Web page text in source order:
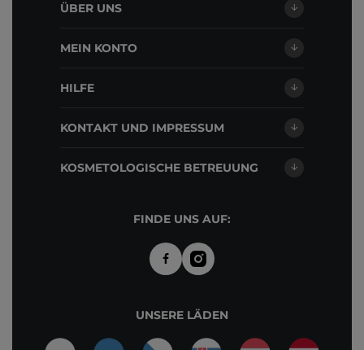
ÜBER UNS
MEIN KONTO
HILFE
KONTAKT UND IMPRESSUM
KOSMETOLOGISCHE BETREUUNG
FINDE UNS AUF:
UNSERE LÄDEN